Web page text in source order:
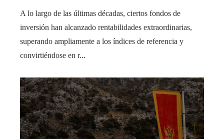
A lo largo de las últimas décadas, ciertos fondos de
inversión han alcanzado rentabilidades extraordinarias,
superando ampliamente a los índices de referencia y
convirtiéndose en r...